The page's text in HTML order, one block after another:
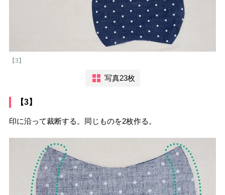
【3】
写真23枚
【3】
印に沿って裁断する。同じものを2枚作る。